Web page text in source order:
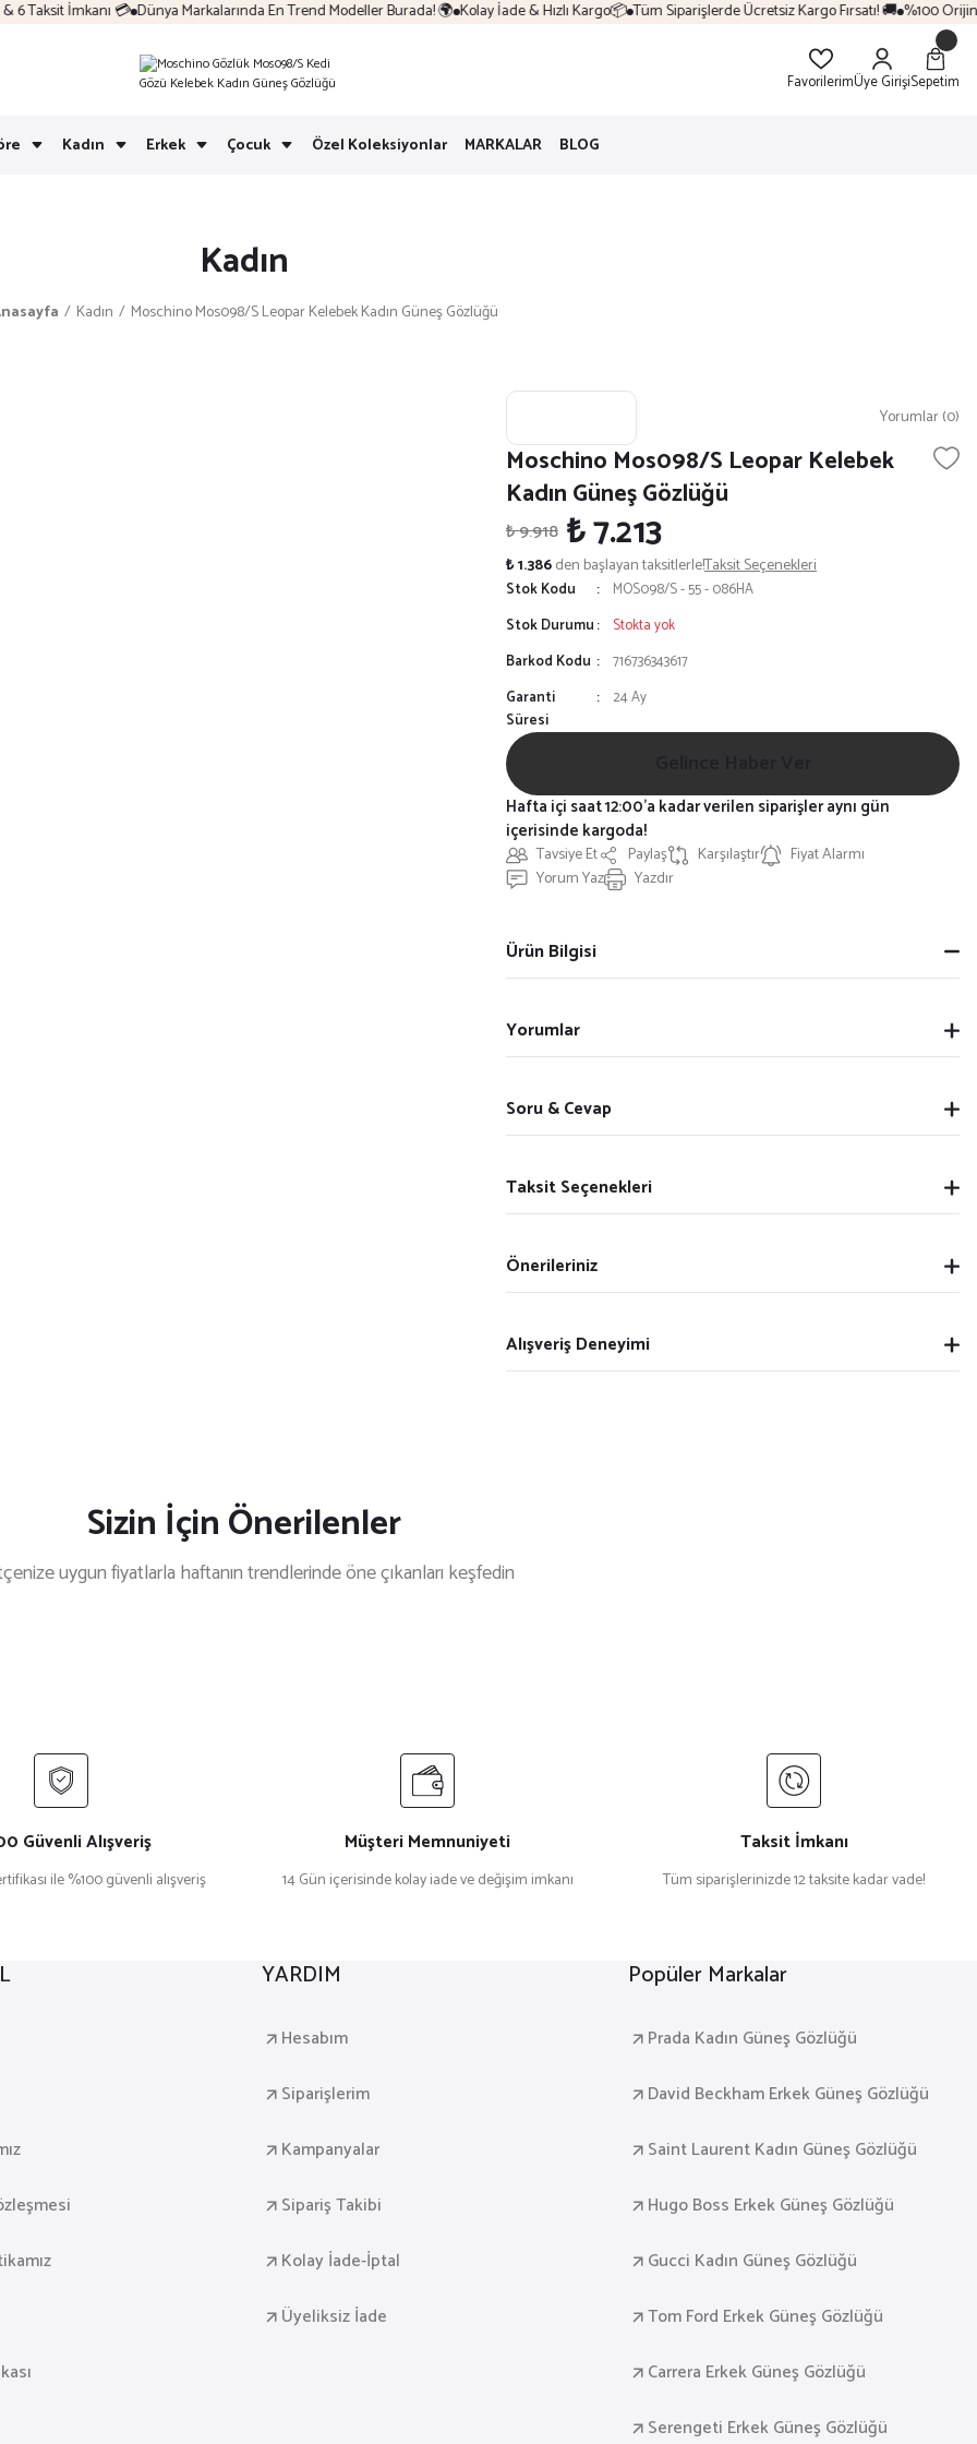
İmkanı 💳 Dünya Markalarında En Trend Modeller Burada! 🌍 Kolay İade & Hızlı Kargo📦 Tüm Siparişlerde Ücretsiz Kargo Fırsatı! 🚚 %100 Orijinal
FavorilerimÜye GirişiSepetim
Kadın Erkek Çocuk Özel Koleksiyonlar MARKALAR BLOG
Kadın
Kadın Moschino Mos098/S Leopar Kelebek Kadın Güneş Gözlüğü
Yorumlar (0)
Moschino Mos098/S Leopar Kelebek
Kadın Güneş Gözlüğü
₺ 9.918 ₺ 7.213
₺ 1.386den başlayan taksitlerle!Taksit Seçenekleri
Stok Kodu
MOS098/S - 55 - 086HA
Stok Durumu
Stokta yok
Barkod Kodu
716736343617
Garanti
Süresi
24 Ay
Tavsiye Et Paylaş Karşılaştır
Fiyat Alarmı
Yorum Yaz
Yazdır
Hafta içi saat 12:00'a kadar verilen siparişler aynı gün
içerisinde kargoda!
Ürün Bilgisi
Yorumlar
Soru & Cevap
Taksit Seçenekleri
Önerileriniz
Alışveriş Deneyimi
Sizin İçin Önerilenler
uygun fiyatlarla haftanın trendlerinde öne çıkanları keşfedin
₺ 27.446
Oeri125 Kare Leopar Kadın Güneş Gözlüğü
%32 İndirim
Gucci
Gucci Gg 1564SA Metal Beyaz Kadın Güneş Gözlüğü
Güvenli Alışveriş
ile %100 güvenli alışveriş
Müşteri Memnuniyeti
14 Gün içerisinde kolay iade ve değişim imkanı
Taksit İmkanı
Tüm siparişlerinizde 12 taksite kadar vade!
YARDIM
Hesabım
Siparişlerim
Kampanyalar
Sipariş Takibi
Kolay İade-İptal
Üyeliksiz İade
Popüler Markalar
Prada Kadın Güneş Gözlüğü
David Beckham Erkek Güneş Gözlüğü
Saint Laurent Kadın Güneş Gözlüğü
Hugo Boss Erkek Güneş Gözlüğü
Gucci Kadın Güneş Gözlüğü
Tom Ford Erkek Güneş Gözlüğü
Carrera Erkek Güneş Gözlüğü
Serengeti Erkek Güneş Gözlüğü